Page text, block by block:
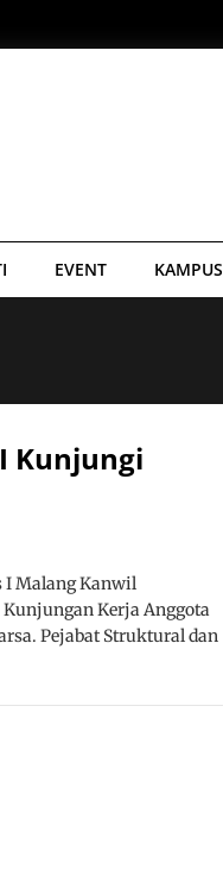
EVENT KAMPUS
Kunjungi
I Malang Kanwil
Kerja Anggota
Pejabat Struktural dan